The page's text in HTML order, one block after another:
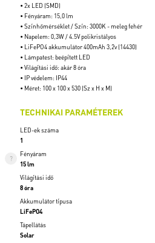
• 2x LED (SMD)
• Fényáram: 15,0 lm
• Színhőmérséklet / Szín: 3000K - meleg fehér
• Napelem: 0,3W / 4.5V polikristályos
• LiFePO4 akkumulátor 400mAh 3,2v (14430)
• Lámpatest: beépített LED
• Világítási idő: akár 8 óra
• IP védelem: IP44
• Méret: 100 x 100 x 530 (Sz x H x M)
TECHNIKAI PARAMÉTEREK
LED-ek száma
1
Fényáram
15 lm
Világítási idő
8 óra
Akkumulátor típusa
LiFePO4
Tápellátás
Solar